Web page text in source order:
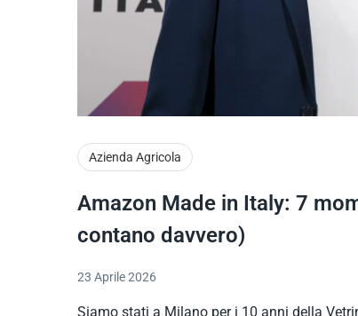
Azienda Agricola
Amazon Made in Italy: 7
contano davvero)
23 Aprile 2026
Siamo stati a Milano per i 10 anni della